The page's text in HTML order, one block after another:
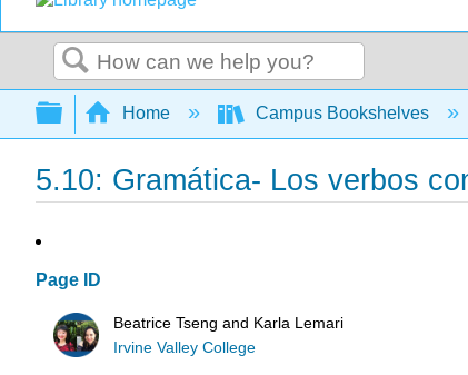
Search
Expand/collapse global hierarchy
Home Campus Bookshelves
5.10: Gramática- Los verbos
Page ID
Beatrice Tseng and Karla Lemari
Irvine Valley College